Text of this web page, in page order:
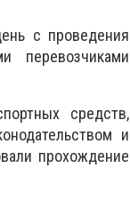
с проведения
перевозчиками
средств,
и
прохождение